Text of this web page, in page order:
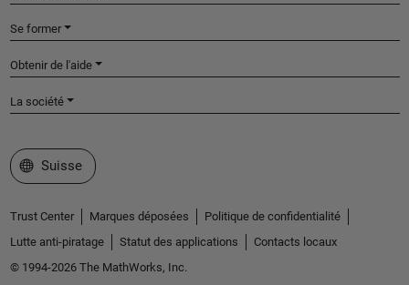
Se former
Obtenir de l'aide
La société
Sélectionner un site web
Suisse
Trust Center Marques déposées
Politique de confidentialité
Lutte anti-piratage
Statut des applications
Contacts locaux
© 1994-2026 The MathWorks, Inc.